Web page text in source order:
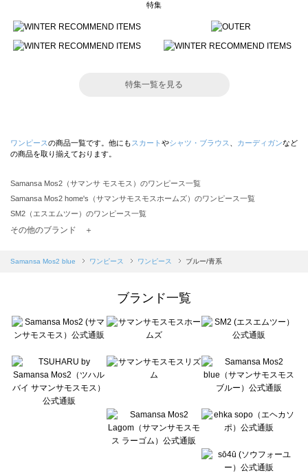
特集
特集一覧を見る
ワンピースの商品一覧です。他にも スカート やシャツ・ブラウス カーディガンなど
の商品を取り揃えております。
Samansa Mos2（サマンサ モスモス）のワンピース一覧
Samansa Mos2 home's（サマンサモスモスホームズ）のワンピース一覧
SM2（エスエムツー）のワンピース一覧
TSUHARU by Samansa Mos2（ツハルバイサマンサモスモス）のワンピース一覧
Samansa Mos2 blue（サマンサモスモス ブルー）のワンピース一覧
sō4ū（ソウフォーユー）のワンピース一覧
Te chichi（テチチ）のワンピース一覧
Te chichi CLASSIC（テチチ クラシック）のワンピース一覧
Lugnoncure（ルノンキュール）のワンピース一覧
BETTY'S BLUE（べティーズブルー）のワンピース一覧
Wpc.（ワールドパーティー）のワンピース一覧
その他のブランド ＋
Samansa Mos2 blue ワンピース ワンピース ブルー/青系
ブランド一覧